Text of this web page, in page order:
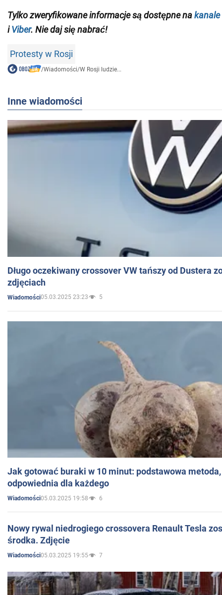
Tylko zweryfikowane informacje są dostępne nakanale
iViber. Nie daj się nabrać!
Protesty w Rosji
/Wiadomości/W Rosji ludzie...
Inne wiadomości
Długo oczekiwany crossover VW tańszy od Dustera
zdjęciach
Wiadomości05.03.2025 23:23 5
Jak gotować buraki w 10 minut: podstawowa
odpowiednia dla każdego
Wiadomości05.03.2025 19:58 6
Nowy rywal niedrogiego crossovera Renault Tesla
środka. Zdjęcie
Wiadomości05.03.2025 19:55 7